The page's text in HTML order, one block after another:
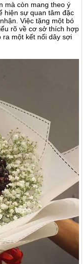
mà còn mang theo ý
hiện sự quan tâm đặc
Việc tặng một bó
rõ về cơ sở thích hợp
ra một kết nối dây sợi